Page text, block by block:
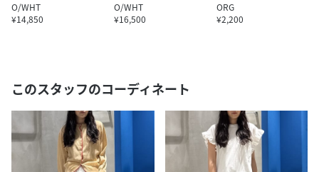
O/WHT
¥14,850
O/WHT
¥16,500
ORG
¥2,200
このスタッフのコーディネート